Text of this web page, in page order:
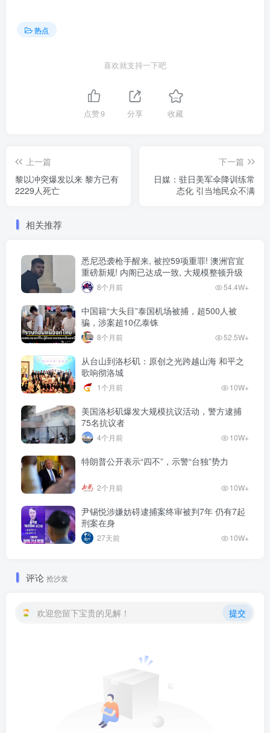
热点
喜欢就支持一下吧
点赞9 分享 收藏
上一篇
黎以冲突爆发以来 黎方已有
2229人死亡
下一篇
日媒：驻日美军伞降训练常
态化 引当地民众不满
相关推荐
悉尼恐袭枪手醒来, 被控59项重罪! 澳洲官宣
重磅新规! 内阁已达成一致, 大规模整顿升级
8个月前 54.4W+
中国籍“大头目”泰国机场被捕，超500人被
骗，涉案超10亿泰铢
8个月前 52.5W+
从台山到洛杉矶：原创之光跨越山海 和平之
歌响彻洛城
1个月前 10W+
美国洛杉矶爆发大规模抗议活动，警方逮捕
75名抗议者
4个月前 10W+
特朗普公开表示“四不”，示警“台独”势力
2个月前 10W+
尹锡悦涉嫌妨碍逮捕案终审被判7年 仍有7起
刑案在身
27天前 10W+
评论 抢沙发
欢迎您留下宝贵的见解！ 提交